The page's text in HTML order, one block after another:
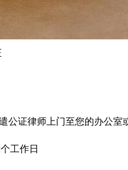
公证律师上门至您的办公
工作日